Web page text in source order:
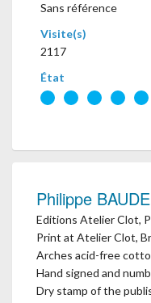
Sans référence
Visite(s)
2117
État
Philippe
Editions Atelier Clot,
Print at Atelier Clot,
Arches acid-free
Hand signed and
Dry stamp of the